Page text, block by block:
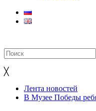
╳
Лента новостей
В Музее Победы